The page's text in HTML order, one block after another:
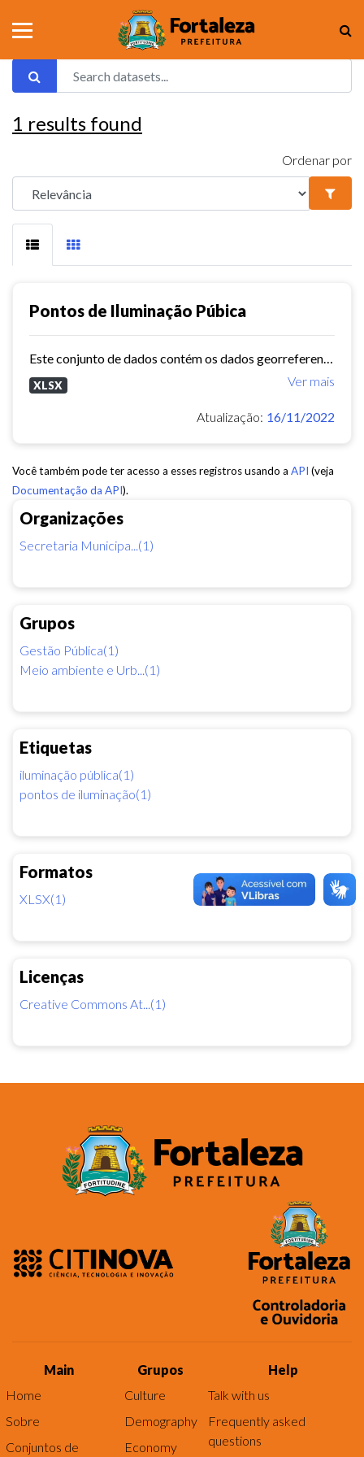
Organizações
Secretaria Municipa...(1)
Grupos
Gestão Pública(1)
Meio ambiente e Urb...(1)
Etiquetas
iluminação pública(1)
pontos de iluminação(1)
Formatos
XLSX(1)
Licenças
Creative Commons At...(1)
1 results found
Ordenar por
Pontos de Iluminação Púbica
Ver mais
XLSX
Atualização: 16/11/2022
Você também pode ter acesso a esses registros usando a API (veja
Documentação da API).
Main
Home
Sobre
Conjuntos de
Grupos
Culture
Demography
Economy
Help
Talk with us
Frequently asked
questions